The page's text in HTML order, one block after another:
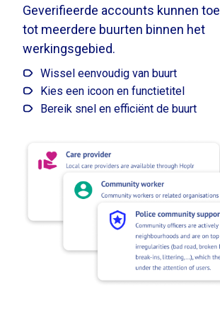
Geverifieerde accounts kunnen
tot meerdere buurten binnen het
werkingsgebied.
Wissel eenvoudig van buurt
Kies een icoon en functietitel
Bereik snel en efficiënt de buurt